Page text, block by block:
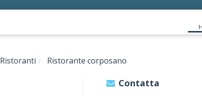
Ristoranti Ristorante corposano
Contatta